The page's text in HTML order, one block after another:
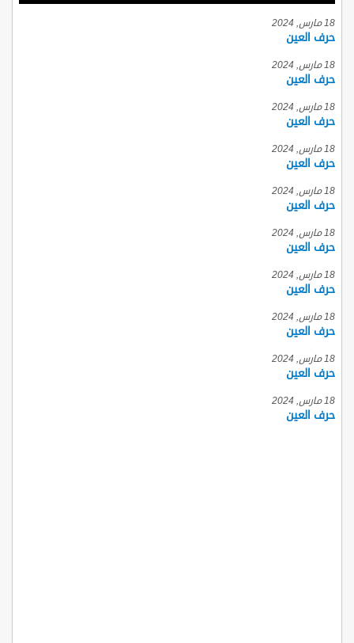
18 مارس, 2024
حرف العين
18 مارس, 2024
حرف العين
18 مارس, 2024
حرف العين
18 مارس, 2024
حرف العين
18 مارس, 2024
حرف العين
18 مارس, 2024
حرف العين
18 مارس, 2024
حرف العين
18 مارس, 2024
حرف العين
18 مارس, 2024
حرف العين
18 مارس, 2024
حرف العين